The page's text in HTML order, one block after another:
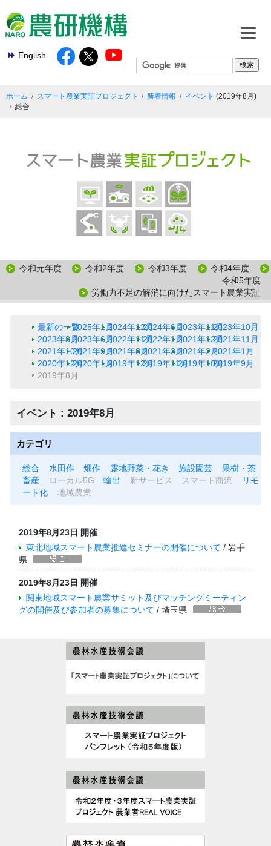
English
ホーム スマート農業実証プロジェクト 新着情報
イベント
総合
令和元年度 令和2年度 令和3年度
令和4年度
令和5年度
労働力不足の解消に向けたスマート農業実証
最新の一覧2025年1月2024年12月2024年6月2023年11月2023年10月
2023年8月2023年6月2022年11月2022年1月2021年12月2021年11月
2021年10月2021年9月2021年8月2021年3月2021年2月2021年1月
2020年12月2020年1月2019年12月2019年11月2019年10月2019年9月
2019年8月
イベント : 2019年8月
カテゴリ
総合 水田作 畑作 露地野菜・花き 施設園芸
果樹・茶
畜産
ローカル5G 輸出 新サービス スマート商流
リモ
ート化
地域農業
2019年8月23日 開催
東北地域スマート農業推進セミナーの開催について / 岩手
県
2019年8月23日 開催
関東地域スマート農業サミット及びマッチングミーティン
グの開催及び参加者の募集について / 埼玉県